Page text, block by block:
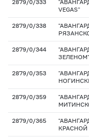
2879/0/333
VEGAS"
2879/0/338
2879/0/344
ЗЕЛЕНОМ"
2879/0/353
2879/0/359
2879/0/365
КРАСНОЙ